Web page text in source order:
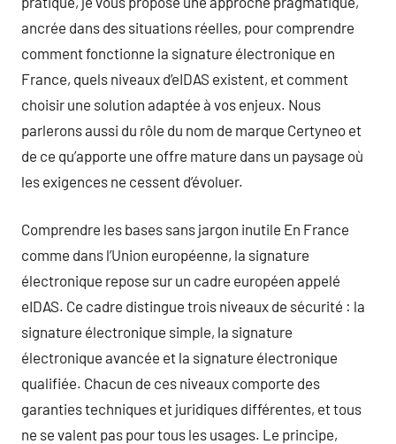
ancrée dans des situations réelles, pour comprendre
comment fonctionne la signature électronique en
France, quels niveaux d’eIDAS existent, et comment
choisir une solution adaptée à vos enjeux. Nous
parlerons aussi du rôle du nom de marque Certyneo et
de ce qu’apporte une offre mature dans un paysage où
les exigences ne cessent d’évoluer.
Comprendre les bases sans jargon inutile En France
comme dans l’Union européenne, la signature
électronique repose sur un cadre européen appelé
eIDAS. Ce cadre distingue trois niveaux de sécurité : la
signature électronique simple, la signature
électronique avancée et la signature électronique
qualifiée. Chacun de ces niveaux comporte des
garanties techniques et juridiques différentes, et tous
ne se valent pas pour tous les usages. Le principe,